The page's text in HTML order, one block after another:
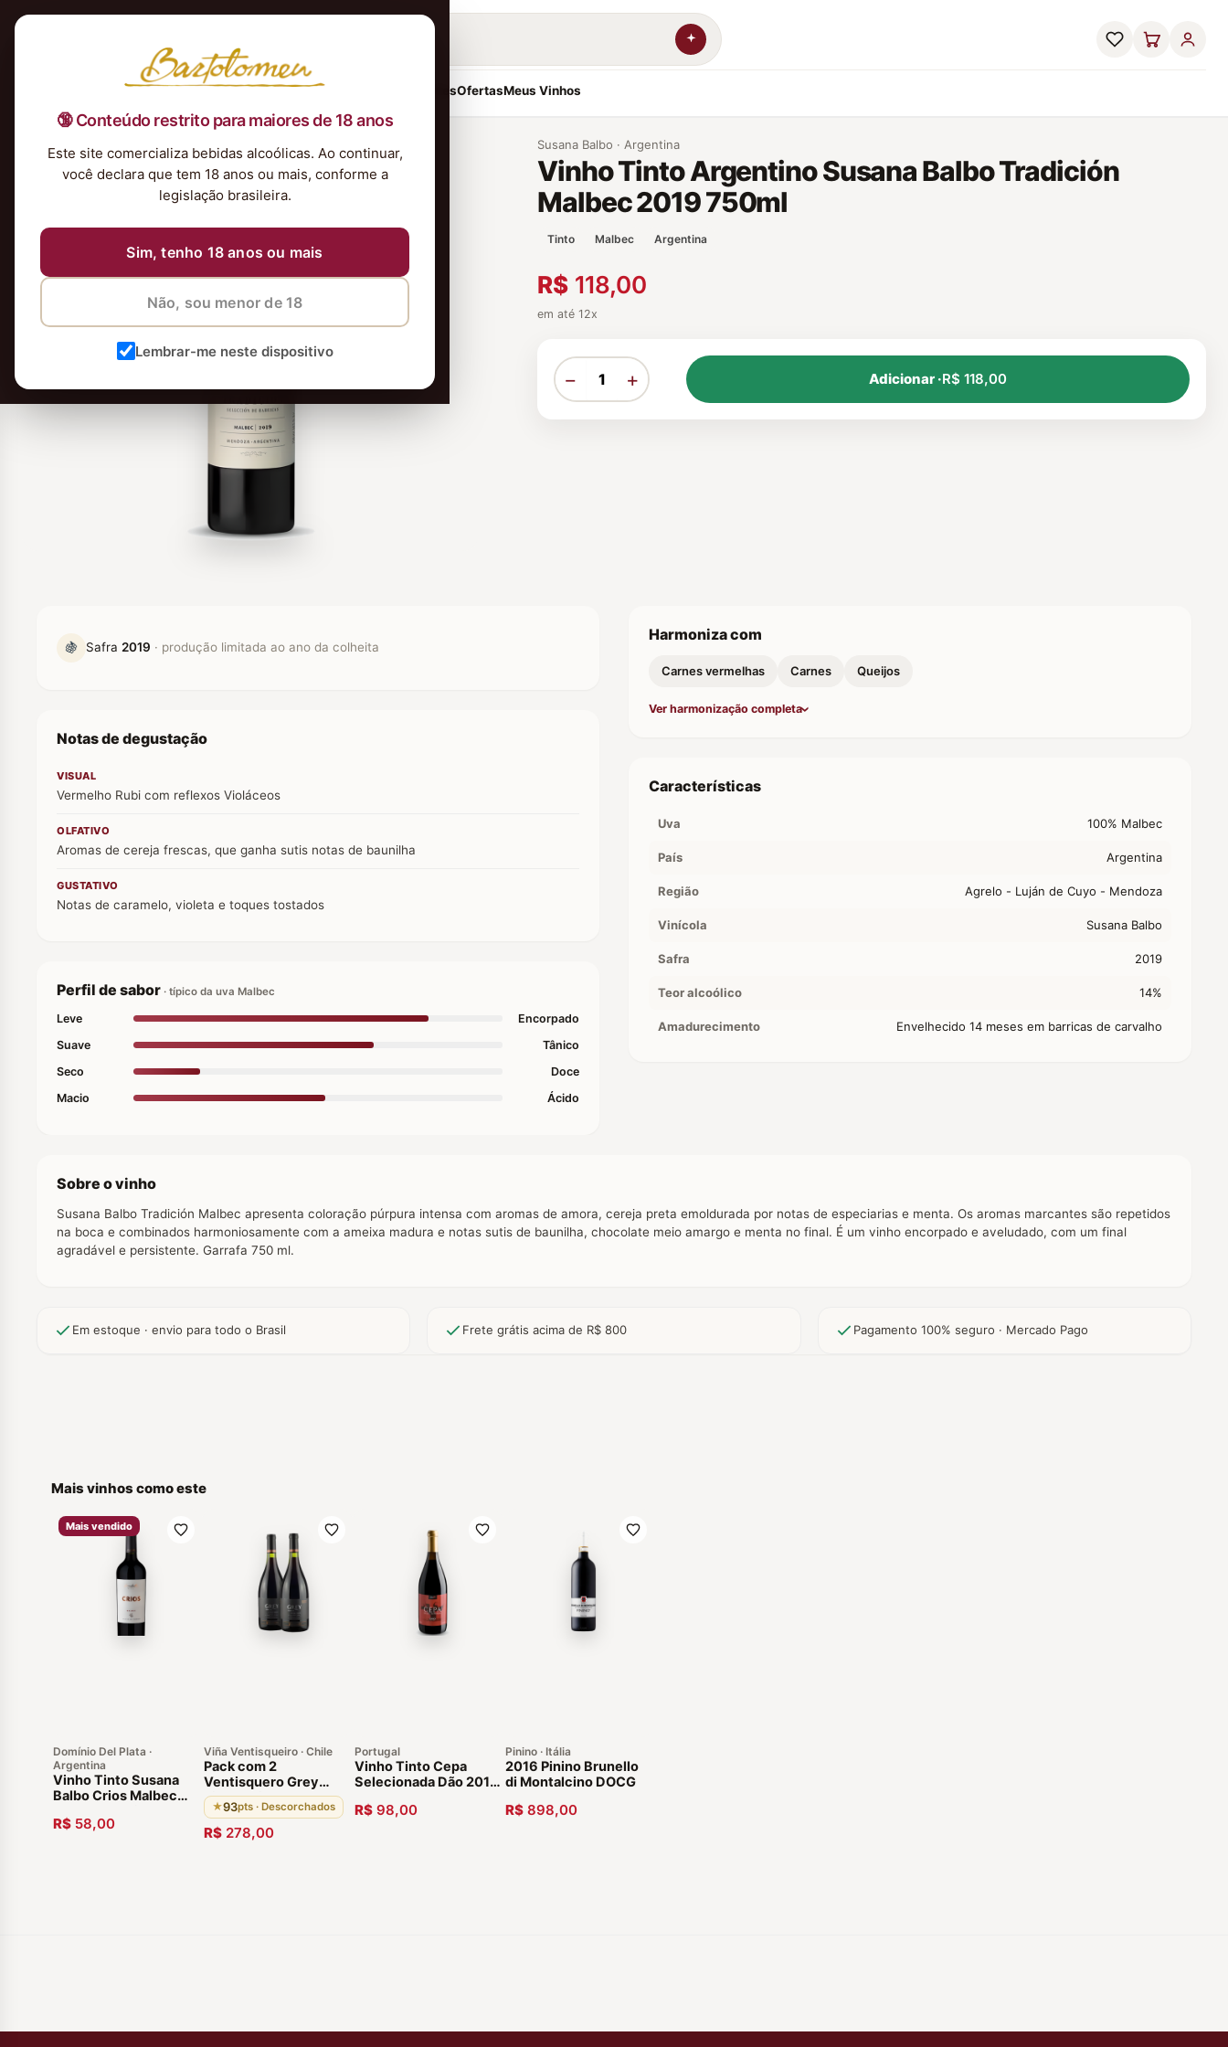
🔞 Conteúdo restrito para maiores de 18 anos
Este site comercializa bebidas alcoólicas. Ao continuar,
você declara que tem 18 anos ou mais, conforme a
legislação brasileira.
Sim, tenho 18 anos ou mais
Não, sou menor de 18
Lembrar-me neste dispositivo
Nossa Seleção TintosBrancosEspumantesRosés Kits & PresentesOfertasMeus Vinhos
Susana Balbo · Argentina
Vinho Tinto Argentino Susana Balbo Tradición
Malbec 2019 750ml
Tinto Malbec Argentina
R$ 118,00
em até 12x
− + Adicionar ·R$ 118,00
🍇 Safra 2019 · produção limitada ao ano da colheita
Notas de degustação
VISUAL
Vermelho Rubi com reflexos Violáceos
OLFATIVO
Aromas de cereja frescas, que ganha sutis notas de baunilha
GUSTATIVO
Notas de caramelo, violeta e toques tostados
Perfil de sabor · típico da uva Malbec
Leve
Encorpado
Suave
Tânico
Seco
Doce
Macio
Ácido
Harmoniza com
Carnes vermelhas Carnes Queijos
Ver harmonização completa
Características
Uva 100% Malbec
País Argentina
Região Agrelo - Luján de Cuyo - Mendoza
Vinícola Susana Balbo
Safra 2019
Teor alcoólico 14%
Amadurecimento Envelhecido 14 meses em barricas de carvalho
Sobre o vinho
Susana Balbo Tradición Malbec apresenta coloração púrpura intensa com aromas de amora, cereja preta emoldurada por notas de especiarias e menta. Os aromas marcantes são repetidos
na boca e combinados harmoniosamente com a ameixa madura e notas sutis de baunilha, chocolate meio amargo e menta no final. É um vinho encorpado e aveludado, com um final
agradável e persistente. Garrafa 750 ml.
Em estoque · envio para todo o Brasil Frete grátis acima de R$ 800 Pagamento 100% seguro · Mercado Pago
Mais vinhos como este
Mais vendido
Domínio Del Plata ·
Argentina
Vinho Tinto Susana
Balbo Crios Malbec
R$ 58,00
Viña Ventisqueiro · Chile
Pack com 2
Ventisquero Grey
Pinot Noir Valle De
Leyda. Descorchados:
93 pts, Envelhecido 12
meses em barricas de
★93pts · Descorchados
R$ 278,00
Portugal
Vinho Tinto Cepa
Selecionada Dão 2016
R$ 98,00
Pinino · Itália
2016 Pinino Brunello
di Montalcino DOCG
R$ 898,00